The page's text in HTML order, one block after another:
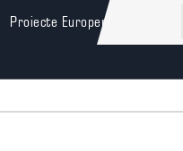
Proiecte Europene